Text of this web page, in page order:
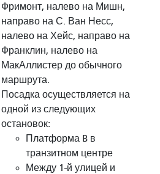
Фримонт, налево на Мишн,
направо на С. Ван Несс,
налево на Хейс, направо на
Франклин, налево на
МакАллистер до обычного
маршрута.
Посадка осуществляется на
одной из следующих
остановок:
Платформа B в
транзитном центре
Между 1-й улицей и